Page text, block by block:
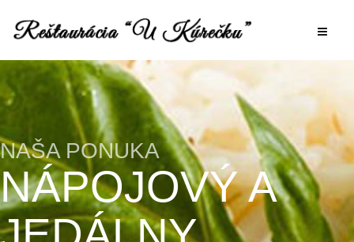
NAŠA PONUKA
NÁPOJOVÝ A